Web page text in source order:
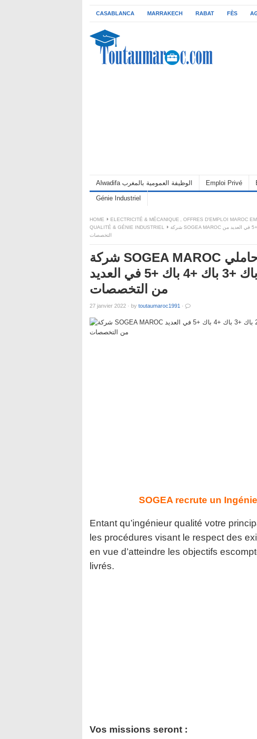
CASABLANCA MARRAKECH RABAT FÈS
Alwadifa الوظيفة العمومية بالمغرب Emploi Privé
Génie Industriel
HOME ELECTRICITÉ & MÉCANIQUE OFFRES D'EMPLOI MAROC
QUALITÉ & GÉNIE INDUSTRIEL
شركة SOGEA MAROC توظيفات مهمة للشباب حاملي الدبلومات والشواهد باك+2 باك +3 باك +4 باك +5 في العديد من
التخصصات
شركة SOGEA MAROC توظيفات مهمة للشباب حاملي
الدبلومات والشواهد باك+2 باك +3 باك +4 باك +5 في العديد
من التخصصات
27 janvier 2022 · by toutaumaroc1991 ·
SOGEA recrute un
Entant qu’ingénieur qualité votre
les procédures visant le respect des
en vue d’atteindre les objectifs
livrés.
Vos missions seront :